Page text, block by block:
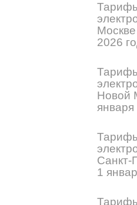
2026
Новой
января
Санкт-
1